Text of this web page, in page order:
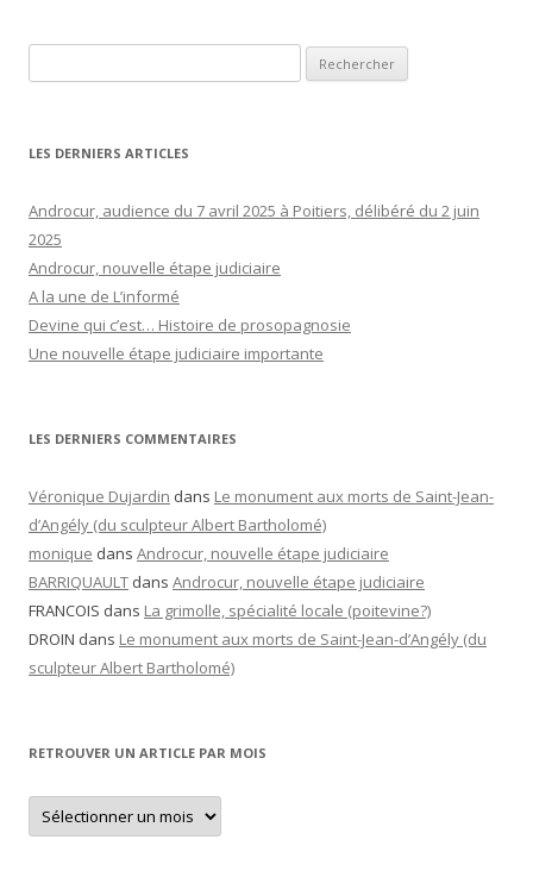
LES DERNIERS ARTICLES
Androcur, audience du 7 avril 2025 à Poitiers, délibéré du 2 juin
2025
Androcur, nouvelle étape judiciaire
A la une de L’informé
Devine qui c’est… Histoire de prosopagnosie
Une nouvelle étape judiciaire importante
LES DERNIERS COMMENTAIRES
Véronique Dujardin dans Le monument aux morts de Saint-Jean-
d’Angély (du sculpteur Albert Bartholomé)
monique dans Androcur, nouvelle étape judiciaire
BARRIQUAULT dans Androcur, nouvelle étape judiciaire
FRANCOIS dans La grimolle, spécialité locale (poitevine?)
DROIN dans Le monument aux morts de Saint-Jean-d’Angély (du
sculpteur Albert Bartholomé)
RETROUVER UN ARTICLE PAR MOIS
Retrouver
un
article